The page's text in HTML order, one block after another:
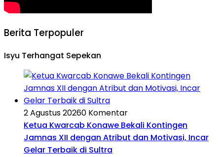
Berita Terpopuler
Isyu Terhangat Sepekan
2 Agustus 20260 Komentar
Ketua Kwarcab Konawe Bekali Kontingen
Jamnas XII dengan Atribut dan Motivasi, Incar
Gelar Terbaik di Sultra